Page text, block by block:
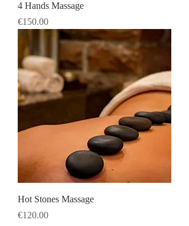
4 Hands Massage
Price
€150.00
Hot Stones Massage
Price
€120.00